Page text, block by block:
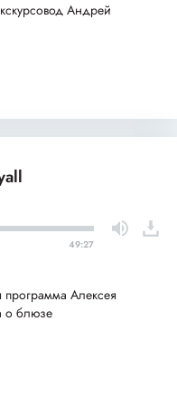
Андрей
49:27
программа Алексея
о блюзе